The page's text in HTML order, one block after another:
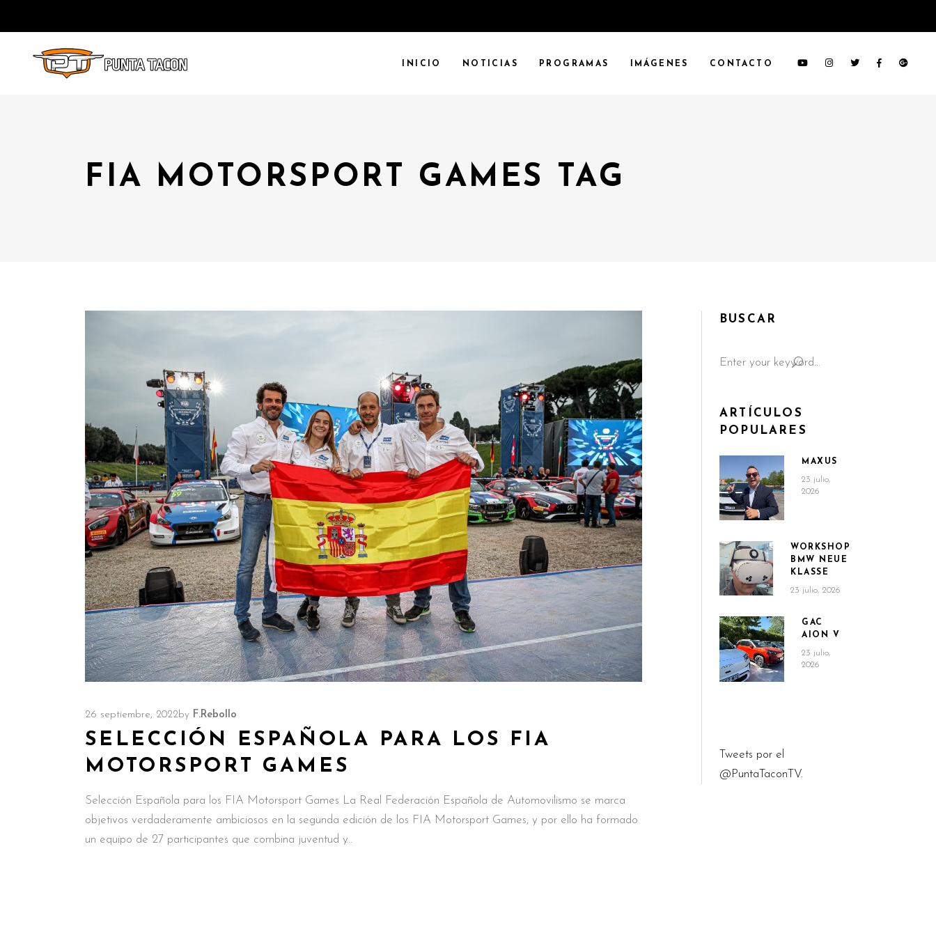
INICIO NOTICIAS PROGRAMAS IMÁGENES CONTACTO
FIA MOTORSPORT GAMES TAG
26 septiembre, 2022by F.Rebollo
SELECCIÓN ESPAÑOLA PARA LOS FIA
MOTORSPORT GAMES
Selección Española para los FIA Motorsport Games La Real Federación Española de Automovilismo se marca
objetivos verdaderamente ambiciosos en la segunda edición de los FIA Motorsport Games, y por ello ha formado
un equipo de 27 participantes que combina juventud y
BUSCAR
for:
ARTÍCULOS
POPULARES
MAXUS
23 julio,
2026
WORKSHOP
BMW NEUE
KLASSE
23 julio, 2026
GAC
AION V
23 julio,
2026
Tweets por el
@PuntaTaconTV.